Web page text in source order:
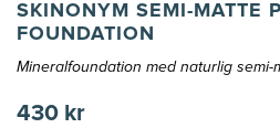
SKINONYM SEMI-MATTE
FOUNDATION
Mineralfoundation med naturlig semi-
430 kr